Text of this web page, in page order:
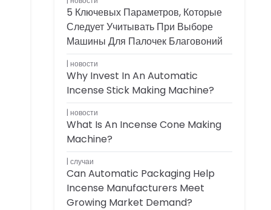
5 Ключевых Параметров, Которые
Следует Учитывать При Выборе
Машины Для Палочек Благовоний
новости
Why Invest In An Automatic
Incense Stick Making Machine?
новости
What Is An Incense Cone Making
Machine?
случаи
Can Automatic Packaging Help
Incense Manufacturers Meet
Growing Market Demand?